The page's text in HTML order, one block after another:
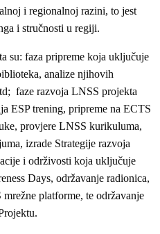
i regionalnoj razini, to jest
i stručnosti u regiji.
su: faza pripreme koja uključuje
analize njihovih
faze razvoja LNSS projekta
ESP trening, pripreme na ECTS
provjere LNSS kurikuluma,
izrade Strategije razvoja
i održivosti koja uključuje
Days, održavanje radionica,
platforme, te održavanje